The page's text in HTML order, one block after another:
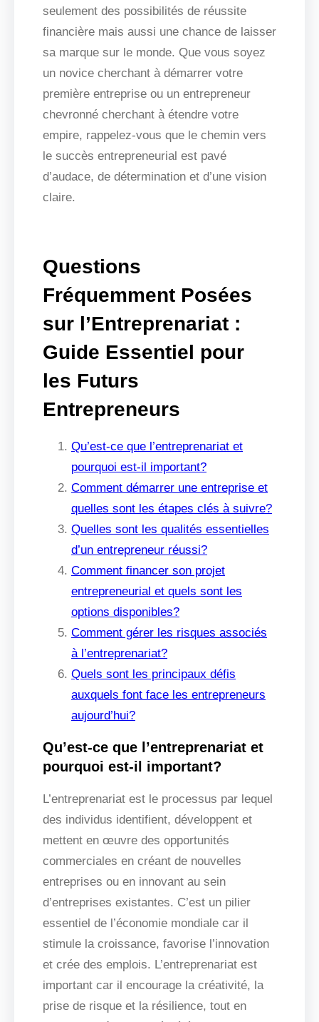
seulement des possibilités de réussite
financière mais aussi une chance de laisser
sa marque sur le monde. Que vous soyez
un novice cherchant à démarrer votre
première entreprise ou un entrepreneur
chevronné cherchant à étendre votre
empire, rappelez-vous que le chemin vers
le succès entrepreneurial est pavé
d’audace, de détermination et d’une vision
claire.
Questions
Fréquemment Posées
sur l’Entreprenariat :
Guide Essentiel pour
les Futurs
Entrepreneurs
Qu’est-ce que l’entreprenariat et
pourquoi est-il important?
Comment démarrer une entreprise et
quelles sont les étapes clés à suivre?
Quelles sont les qualités essentielles
d’un entrepreneur réussi?
Comment financer son projet
entrepreneurial et quels sont les
options disponibles?
Comment gérer les risques associés
à l’entreprenariat?
Quels sont les principaux défis
auxquels font face les entrepreneurs
aujourd’hui?
Qu’est-ce que l’entreprenariat et
pourquoi est-il important?
L’entreprenariat est le processus par lequel
des individus identifient, développent et
mettent en œuvre des opportunités
commerciales en créant de nouvelles
entreprises ou en innovant au sein
d’entreprises existantes. C’est un pilier
essentiel de l’économie mondiale car il
stimule la croissance, favorise l’innovation
et crée des emplois. L’entreprenariat est
important car il encourage la créativité, la
prise de risque et la résilience, tout en